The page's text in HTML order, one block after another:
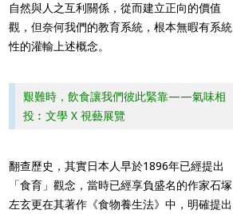
自然與人之互利關係，從而建立正向的價值
觀，但奈何我們的教育系統，根本無暇有系統
性的灌輸上述概念。
艱難時，飲食讓我們彼此緊靠——氣味相
投︰文學 X 視藝展覽
翻查歷史，其實日本人早於1896年已經提出
「食育」觀念，當時已經享負盛名的作家石塚
左玄更在其著作《食物養生法》中，明確提出